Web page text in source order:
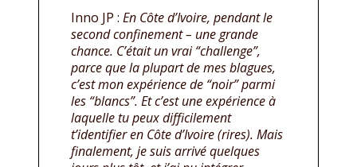
Inno JP : En Côte d’Ivoire, pendant le
second confinement – une grande
chance. C’était un vrai “challenge”,
parce que la plupart de mes blagues,
c’est mon expérience de “noir” parmi
les “blancs”. Et c’est une expérience à
laquelle tu peux difficilement
t’identifier en Côte d’Ivoire (rires). Mais
finalement, je suis arrivé quelques